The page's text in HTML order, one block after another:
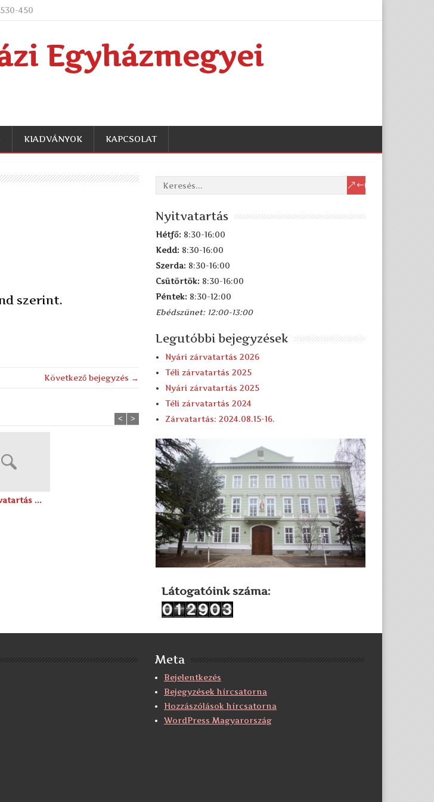
450
Egyházmegyei
KIADVÁNYOK KAPCSOLAT
szerint.
Következő bejegyzés →
...
< >
Nyitvatartás
Hétfő: 8:30-16:00
Kedd: 8:30-16:00
Szerda: 8:30-16:00
Csütörtök: 8:30-16:00
Péntek: 8:30-12:00
Ebédszünet: 12:00-13:00
Legutóbbi bejegyzések
Nyári zárvatartás 2026
Téli zárvatartás 2025
Nyári zárvatartás 2025
Téli zárvatartás 2024
Zárvatartás: 2024.08.15-16.
Látogatóink száma:
Meta
Bejelentkezés
Bejegyzések hírcsatorna
Hozzászólások hírcsatorna
WordPress Magyarország